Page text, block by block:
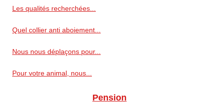
Les qualités recherchées...
Quel collier anti aboiement...
Nous nous déplaçons pour...
Pour votre animal, nous...
Pension